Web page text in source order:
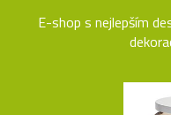
E-shop s nejlepším